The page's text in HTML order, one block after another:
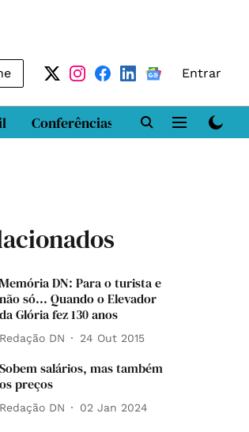
Entrar
Conferências DN LAB
Memória DN: Para o turista e
não só... Quando o Elevador
da Glória fez 130 anos
Redação DN 24 Out 2015
Sobem salários, mas também
os preços
Redação DN 02 Jan 2024